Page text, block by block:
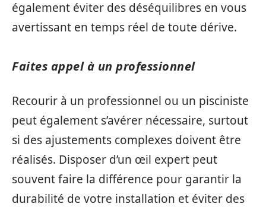
également éviter des déséquilibres en vous
avertissant en temps réel de toute dérive.
Faites appel à un professionnel
Recourir à un professionnel ou un pisciniste
peut également s’avérer nécessaire, surtout
si des ajustements complexes doivent être
réalisés. Disposer d’un œil expert peut
souvent faire la différence pour garantir la
durabilité de votre installation et éviter des